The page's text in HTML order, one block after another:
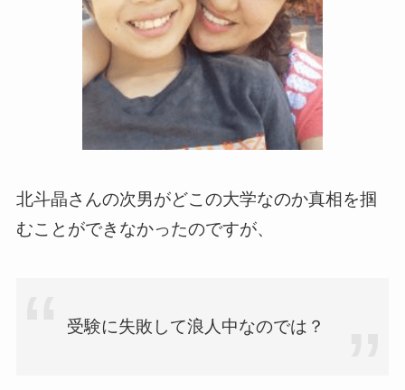
北斗晶さんの次男がどこの大学なのか真相を掴
むことができなかったのですが、
受験に失敗して浪人中なのでは？